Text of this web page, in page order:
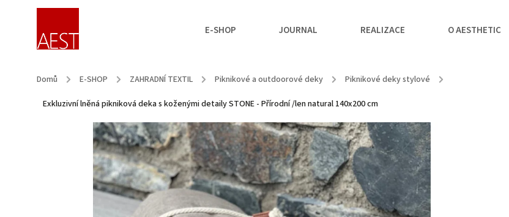
E-SHOP JOURNAL REALIZACE O AESTHETIC
Domů / E-SHOP / ZAHRADNÍ TEXTIL / Piknikové a outdoorové deky / Piknikové deky stylové
/
Exkluzivní lněná pikniková deka s koženými detaily STONE - Přírodní /len natural 140x200 cm